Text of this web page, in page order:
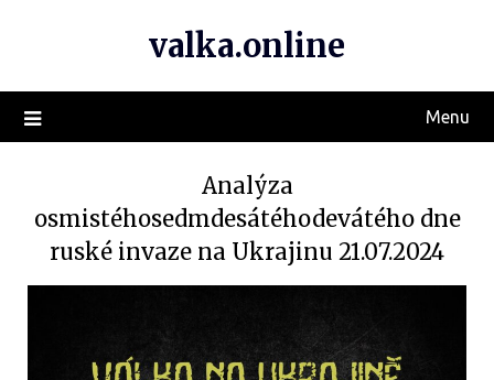
valka.online
Menu
Analýza
osmistéhosedmdesátéhodevátého dne
ruské invaze na Ukrajinu 21.07.2024